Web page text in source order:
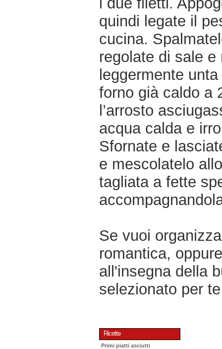
quindi legate il
cucina.
regolate di sale e
leggermente
forno già caldo a
l’arrosto
acqua calda e
Sfornate e
e mescolatelo
tagliata a fette
Se vuoi
romantica,
all'insegna della
selezionato per
Ricette
Primi piatti asciutti